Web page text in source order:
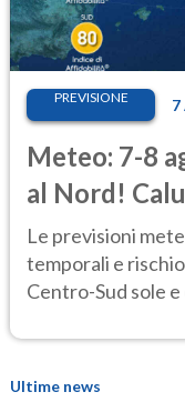
PREVISIONE 7
Meteo: 7-8
al Nord!
Le previsioni
temporali e
Centro-Sud sole
Ultime news